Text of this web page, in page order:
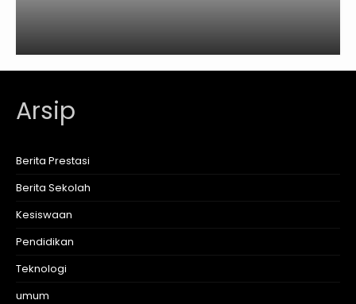
Arsip
Berita Prestasi
Berita Sekolah
Kesiswaan
Pendidikan
Teknologi
umum